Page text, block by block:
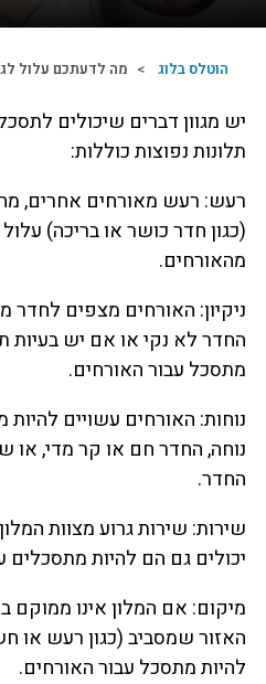
הוטלס בלוג > מה לדעתכם עלול
יש מגוון דברים שיכולים
תלונות נפוצות כוללות:
רעש: רעש מאורחים אחרים,
(כגון חדר כושר או בריכה)
מהאורחים.
ניקיון: האורחים מצפים לחדר
החדר לא נקי או אם יש בעיות
מתסכל עבור האורחים.
נוחות: האורחים עשויים
נוחה, החדר חם או קר מדי, או
החדר.
שירות: שירות גרוע מצוות
יכולים גם הם להיות מתסכלים
מיקום: אם המלון אינו ממוקם
האזור שמסביב (כגון רעש או
להיות מתסכל עבור האורחים.